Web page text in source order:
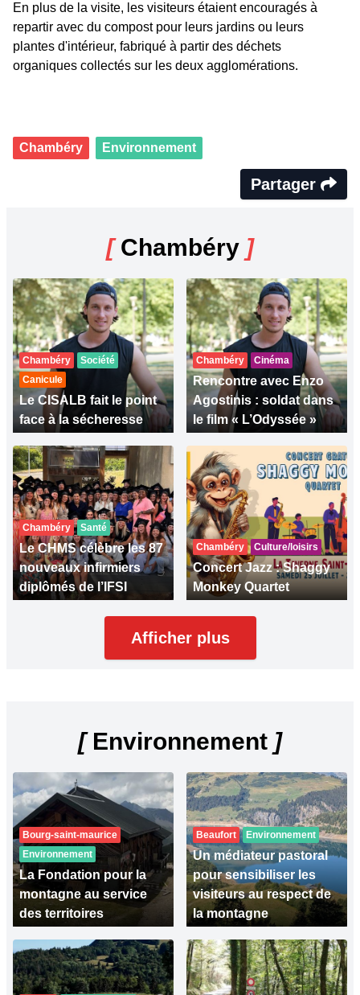
En plus de la visite, les visiteurs étaient encouragés à
repartir avec du compost pour leurs jardins ou leurs
plantes d'intérieur, fabriqué à partir des déchets
organiques collectés sur les deux agglomérations.
Chambéry Environnement
Partager
[Chambéry ]
Chambéry
Société
Canicule
Le CISALB fait le point
face à la sécheresse
Chambéry Cinéma
Rencontre avec Enzo
Agostinis : soldat dans
le film « L’Odyssée »
Chambéry Santé
Le CHMS célèbre les 87
nouveaux infirmiers
diplômés de l’IFSI
Chambéry Culture/loisirs
Concert Jazz : Shaggy
Monkey Quartet
Afficher plus
[Environnement ]
Bourg-saint-maurice
Environnement
La Fondation pour la
montagne au service
des territoires
Beaufort Environnement
Un médiateur pastoral
pour sensibiliser les
visiteurs au respect de
la montagne